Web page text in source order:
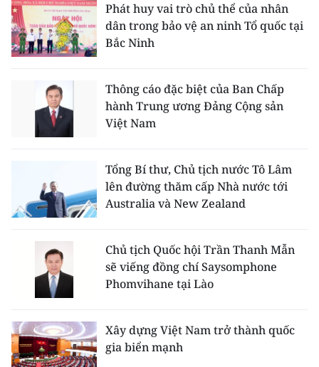
Media Xã hội
Media Pháp luật
Media Du lịch
Media Thế giới
Media Giáo dục
Media Y tế
Media Khoa học - Công nghệ
Media Môi trường
Ảnh
Infographic
Phát huy vai trò chủ thể của nhân
dân trong bảo vệ an ninh Tổ quốc tại
Bắc Ninh
Thông cáo đặc biệt của Ban Chấp
hành Trung ương Đảng Cộng sản
Việt Nam
Tổng Bí thư, Chủ tịch nước Tô Lâm
lên đường thăm cấp Nhà nước tới
Australia và New Zealand
Chủ tịch Quốc hội Trần Thanh Mẫn
sẽ viếng đồng chí Saysomphone
Phomvihane tại Lào
Xây dựng Việt Nam trở thành quốc
gia biển mạnh